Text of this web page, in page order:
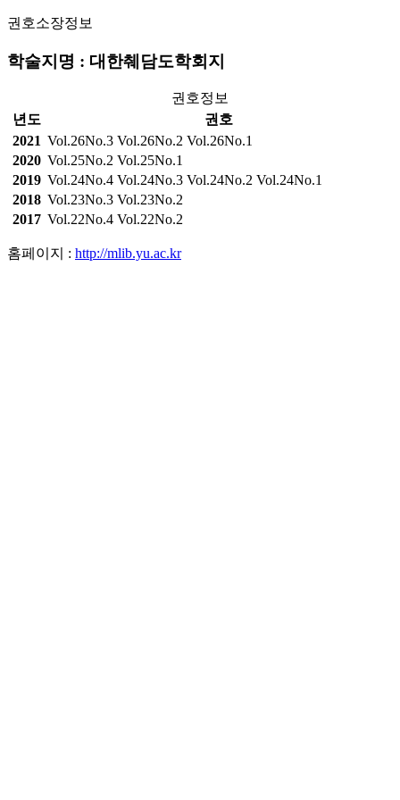
권호소장정보
학술지명 : 대한췌담도학회지
권호정보
년도
권호
2021 Vol.26No.3 Vol.26No.2 Vol.26No.1
2020 Vol.25No.2 Vol.25No.1
2019 Vol.24No.4 Vol.24No.3 Vol.24No.2 Vol.24No.1
2018 Vol.23No.3 Vol.23No.2
2017 Vol.22No.4 Vol.22No.2
홈페이지 : http://mlib.yu.ac.kr